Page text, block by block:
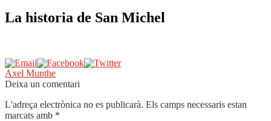
La historia de San Michel
Navegació
d'entrades
Entrada
anterior:
Axel Munthe
Deixa un comentari
L'adreça electrònica no es publicarà. Els camps necessaris estan
marcats amb *